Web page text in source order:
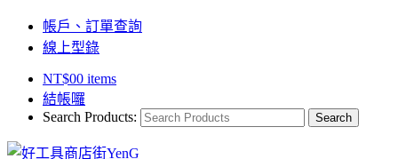
帳戶、訂單查詢
線上型錄
NT$00 items
結帳囉
Search Products: